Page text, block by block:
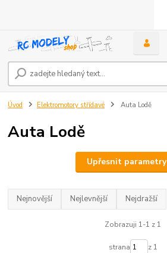
Úvod Elektromotory střídavé Auta Lodě
Auta Lodě
Upřesnit parametry
Nejnovější Nejlevnější Nejdražší
Zobrazuji 1-1 z 1
strana z 1